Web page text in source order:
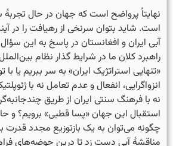
نهایتاً پرواضح است که جهان در حال
است. شاید بتوان سرنخی از رهیافت را در
آبی ایران و افغانستان در پاسخ به این
راهبرد کلان ما در شرایط گذار نظام
«تنهایی استراتژیک ایران» به سر ببریم یا با
انزواگرایی، انفعال و عدم تعامل نه با
نه با فرهنگ سنتی ایران از طریق
استقبال این جهان «پسا قطبی» برویم؟ و
چگونه می‌توان به یک بازتوزیع مجدد قدرت
مناقشهٔ آبی دست زد تا درین حوضه‌های